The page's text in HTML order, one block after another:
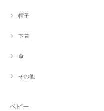
帽子
下着
傘
その他
ベビー